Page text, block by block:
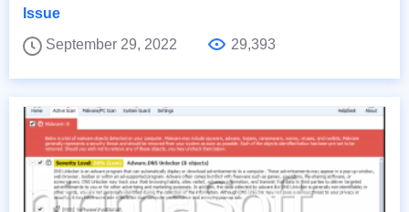
Issue
September 29, 2022
29,393